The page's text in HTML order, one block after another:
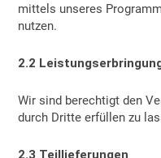
mittels unseres
nutzen.
2.2
Wir sind berechtigt den
durch Dritte erfüllen zu
2.3 Teillieferungen